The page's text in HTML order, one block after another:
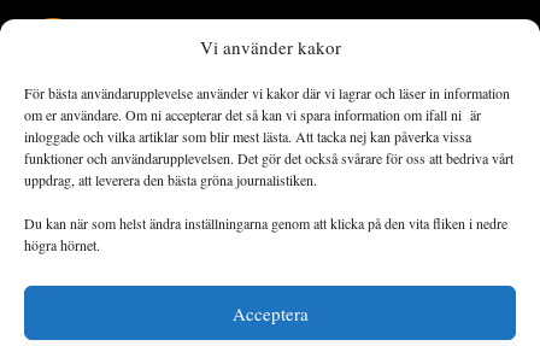
Vi använder kakor
För bästa användarupplevelse använder vi kakor där vi lagrar och läser in information
om er användare. Om ni accepterar det så kan vi spara information om ifall ni är
inloggade och vilka artiklar som blir mest lästa. Att tacka nej kan påverka vissa
funktioner och användarupplevelsen. Det gör det också svårare för oss att bedriva vårt
uppdrag, att leverera den bästa gröna journalistiken.
Du kan när som helst ändra inställningarna genom att klicka på den vita fliken i nedre
högra hörnet.
Acceptera
Landets Fria Tidning är en nyhetstidning med bred bevakning av
det viktigaste som händer lokalt och globalt och med fokus på
omställningsrörelsen. En omställning till ett hållbart samhälle går
både via starka och lika rättigheter för alla människor, minskade
ekonomiska och sociala klyftor, samt utrymme för allt levande att
utvecklas och frodas.